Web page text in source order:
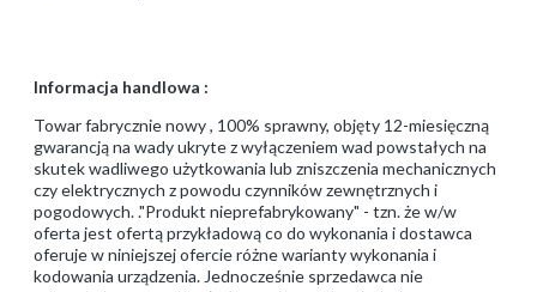
Informacja handlowa :
Towar fabrycznie nowy , 100% sprawny, objęty 12-miesięczną
gwarancją na wady ukryte z wyłączeniem wad powstałych na
skutek wadliwego użytkowania lub zniszczenia mechanicznych
czy elektrycznych z powodu czynników zewnętrznych i
pogodowych. ."Produkt nieprefabrykowany" - tzn. że w/w
oferta jest ofertą przykładową co do wykonania i dostawca
oferuje w niniejszej ofercie różne warianty wykonania i
kodowania urządzenia. Jednocześnie sprzedawca nie